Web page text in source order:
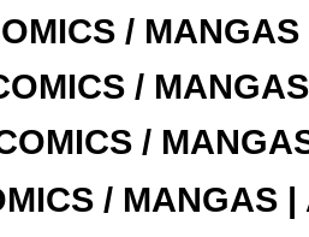
/
/
/
/ MANGAS |